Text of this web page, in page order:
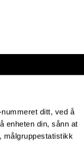
ditt, ved å
enheten din, sånn at
målgruppestatistikk